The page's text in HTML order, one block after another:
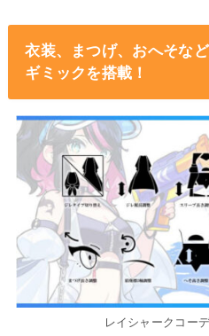
衣装、まつげ、おへそな
ギミックを搭載！
レイシャークコー